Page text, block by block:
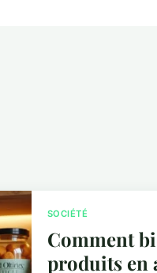
SOCIÉTÉ
Comment
produits en